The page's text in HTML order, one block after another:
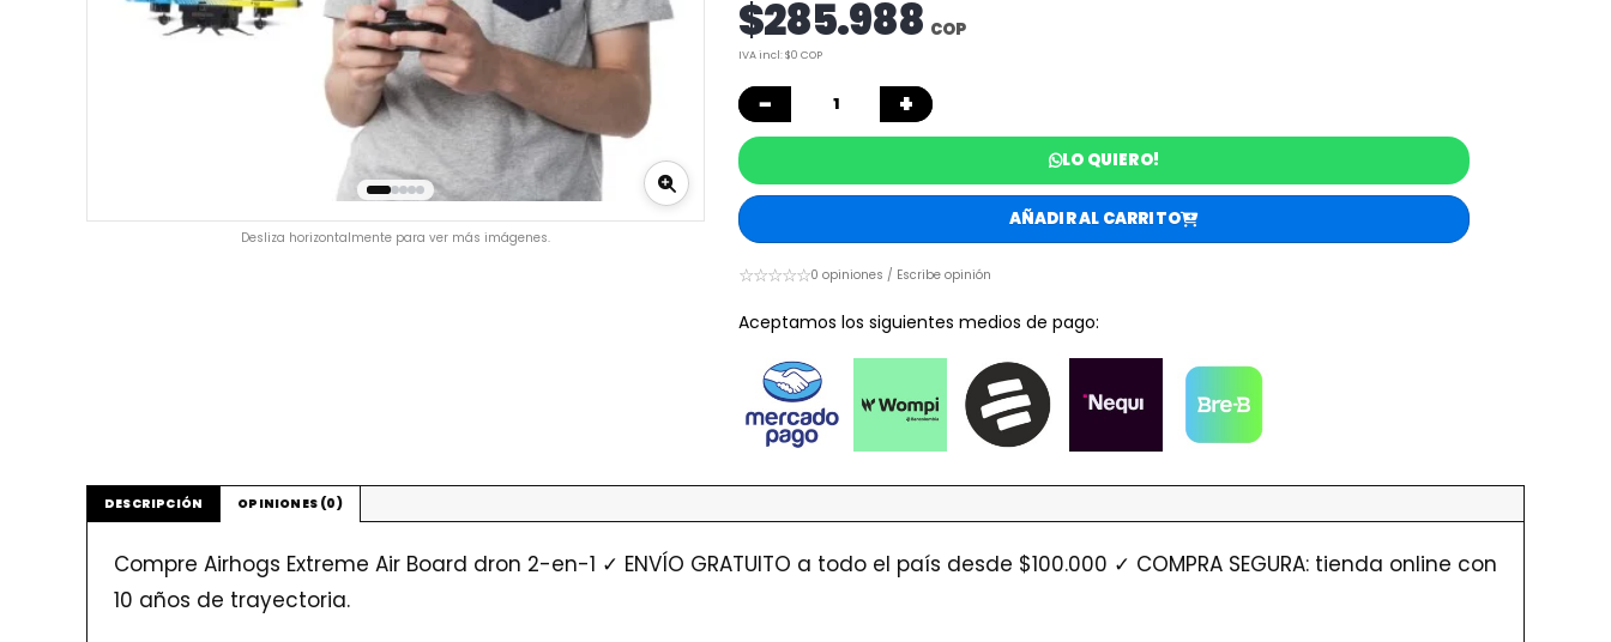
Desliza horizontalmente para ver más imágenes.
$285.988 COP
IVA incl: $0 COP
− +
LO QUIERO!
AÑADIR AL CARRITO
☆☆☆☆☆0 opiniones / Escribe opinión
Aceptamos los siguientes medios de pago:
DESCRIPCIÓN OPINIONES (0)
Compre Airhogs Extreme Air Board dron 2-en-1 ✓ ENVÍO GRATUITO a todo el país desde $100.000 ✓ COMPRA SEGURA: tienda online con
10 años de trayectoria.